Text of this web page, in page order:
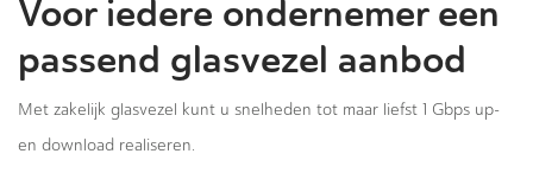
Voor iedere ondernemer een
passend glasvezel aanbod
Met zakelijk glasvezel kunt u snelheden tot maar liefst 1 Gbps up-
en download realiseren.